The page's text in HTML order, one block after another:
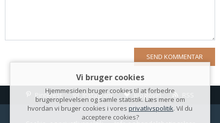
Pinterest Instagram Bloglovin
Vi bruger cookies
Hjemmesiden bruger cookies til at forbedre
brugeroplevelsen og samle statistik. Læs mere om
hvordan vi bruger cookies i vores privatlivspolitik. Vil du
acceptere cookies?